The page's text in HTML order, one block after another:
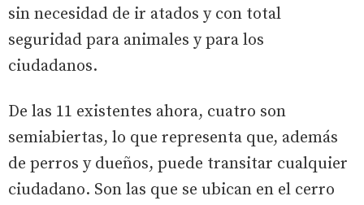
sin necesidad de ir atados y con total
seguridad para animales y para los
ciudadanos.
De las 11 existentes ahora, cuatro son
semiabiertas, lo que representa que, además
de perros y dueños, puede transitar cualquier
ciudadano. Son las que se ubican en el cerro